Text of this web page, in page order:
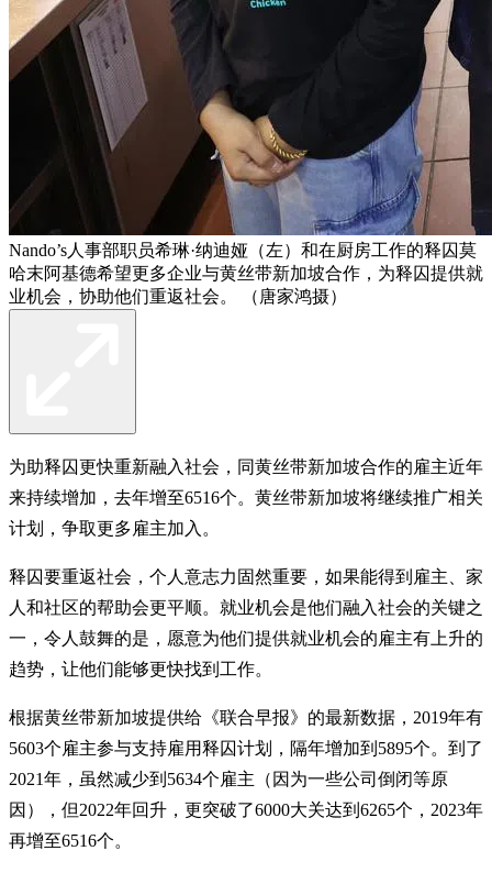
Nando’s人事部职员希琳·纳迪娅（左）和在厨房工作的释囚莫
哈末阿基德希望更多企业与黄丝带新加坡合作，为释囚提供就
业机会，协助他们重返社会。 （唐家鸿摄）
为助释囚更快重新融入社会，同黄丝带新加坡合作的雇主近年
来持续增加，去年增至6516个。黄丝带新加坡将继续推广相关
计划，争取更多雇主加入。
释囚要重返社会，个人意志力固然重要，如果能得到雇主、家
人和社区的帮助会更平顺。就业机会是他们融入社会的关键之
一，令人鼓舞的是，愿意为他们提供就业机会的雇主有上升的
趋势，让他们能够更快找到工作。
根据黄丝带新加坡提供给《联合早报》的最新数据，2019年有
5603个雇主参与支持雇用释囚计划，隔年增加到5895个。到了
2021年，虽然减少到5634个雇主（因为一些公司倒闭等原
因），但2022年回升，更突破了6000大关达到6265个，2023年
再增至6516个。